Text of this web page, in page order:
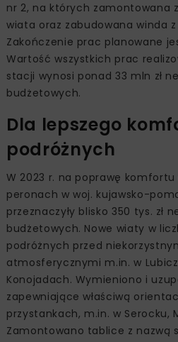
nr 2, na których zamontowana
wiata oraz zabudowana winda
Zakończenie prac planowane
Wartość wszystkich prac
stacji wynosi ponad 33 mln zł
budżetowych.
Dla lepszego
podróżnych
W 2023 r. na poprawę komfortu
peronach w woj. kujawsko-
przeznaczyły blisko 350 tys. zł
budżetowych. Nowe wiaty w
podróżnych przed
atmosferycznymi m.in. w
Konojadach. Wymieniono i
zapewniające właściwą
przystankach, m.in. w Serocku,
Zamontowano tablice z nazwą